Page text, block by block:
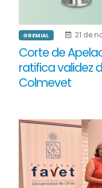
GREMIAL 21 de
Corte de
ratifica validez
Colmevet